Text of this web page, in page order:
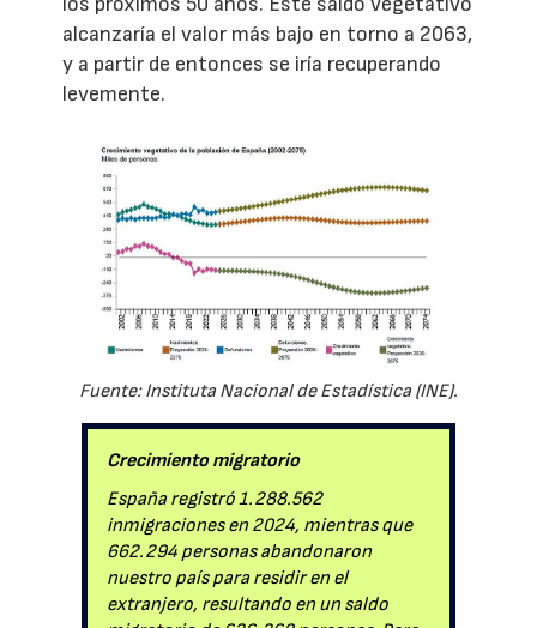
alcanzaría el valor más bajo en torno a 2063,
y a partir de entonces se iría recuperando
levemente.
Fuente: Instituta Nacional de Estadística (INE).
Crecimiento migratorio
España registró 1.288.562
inmigraciones en 2024, mientras que
662.294 personas abandonaron
nuestro país para residir en el
extranjero, resultando en un saldo